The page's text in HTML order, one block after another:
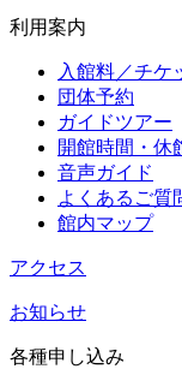
利用案内
入館料／チケ
団体予約
ガイドツアー
開館時間・休
音声ガイド
よくあるご質
館内マップ
アクセス
お知らせ
各種申し込み